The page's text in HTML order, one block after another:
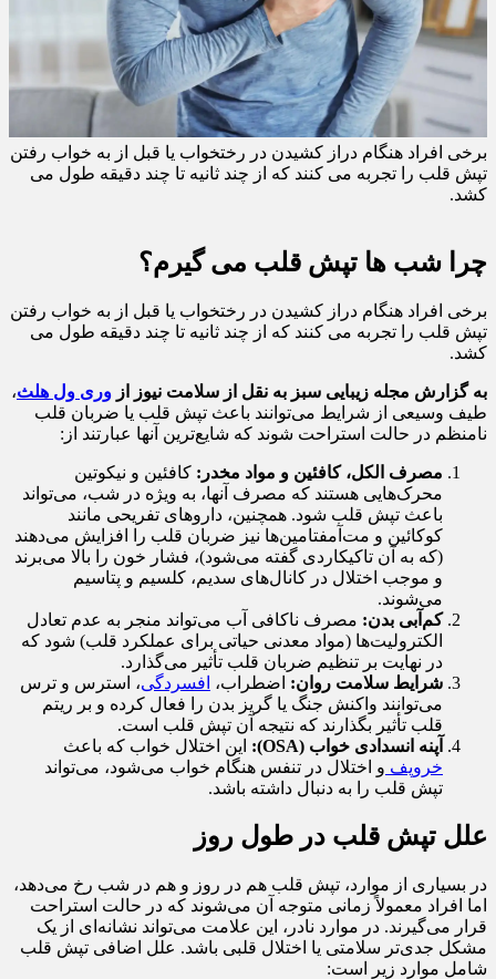
برخی افراد هنگام دراز کشیدن در رختخواب یا قبل از به خواب رفتن
تپش قلب را تجربه می کنند که از چند ثانیه تا چند دقیقه طول می
کشد.
چرا شب ها تپش قلب می گیرم؟
برخی افراد هنگام دراز کشیدن در رختخواب یا قبل از به خواب رفتن
تپش قلب را تجربه می کنند که از چند ثانیه تا چند دقیقه طول می
کشد.
به گزارش مجله زیبایی سبز به نقل از سلامت نیوز از وری ول هلث،
طیف وسیعی از شرایط می‌توانند باعث تپش قلب یا ضربان قلب
نامنظم در حالت استراحت شوند که شایع‌ترین آنها عبارتند از:
مصرف الکل، کافئین و مواد مخدر: کافئین و نیکوتین
محرک‌هایی هستند که مصرف آنها، به ویژه در شب، می‌تواند
باعث تپش قلب شود. همچنین، داروهای تفریحی مانند
کوکائین و مت‌آمفتامین‌ها نیز ضربان قلب را افزایش می‌دهند
(که به آن تاکیکاردی گفته می‌شود)، فشار خون را بالا می‌برند
و موجب اختلال در کانال‌های سدیم، کلسیم و پتاسیم
می‌شوند.
کم‌آبی بدن: مصرف ناکافی آب می‌تواند منجر به عدم تعادل
الکترولیت‌ها (مواد معدنی حیاتی برای عملکرد قلب) شود که
در نهایت بر تنظیم ضربان قلب تأثیر می‌گذارد.
شرایط سلامت روان: اضطراب، افسردگی، استرس و ترس
می‌توانند واکنش جنگ یا گریز بدن را فعال کرده و بر ریتم
قلب تأثیر بگذارند که نتیجه آن تپش قلب است.
آپنه انسدادی خواب (OSA):
این اختلال خواب که باعث
خروپف و اختلال در تنفس هنگام خواب می‌شود، می‌تواند
تپش قلب را به دنبال داشته باشد.
علل تپش قلب در طول روز
در بسیاری از موارد، تپش قلب هم در روز و هم در شب رخ می‌دهد،
اما افراد معمولاً زمانی متوجه آن می‌شوند که در حالت استراحت
قرار می‌گیرند. در موارد نادر، این علامت می‌تواند نشانه‌ای از یک
مشکل جدی‌تر سلامتی یا اختلال قلبی باشد. علل اضافی تپش قلب
شامل موارد زیر است: